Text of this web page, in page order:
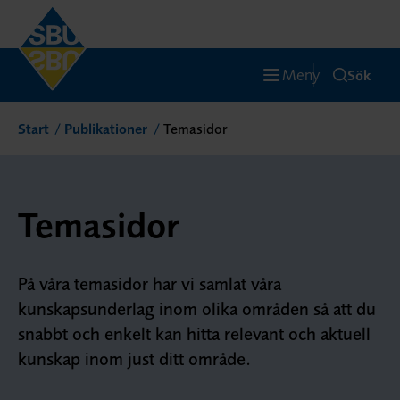
Meny Sök
Start Publikationer Temasidor
Temasidor
På våra temasidor har vi samlat våra
kunskapsunderlag inom olika områden så att du
snabbt och enkelt kan hitta relevant och aktuell
kunskap inom just ditt område.